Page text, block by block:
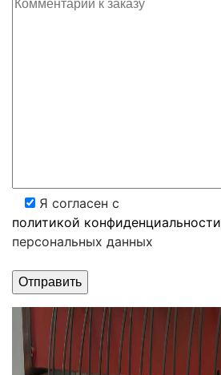
Я согласен с
политикой конфиденциальности
персональных данных